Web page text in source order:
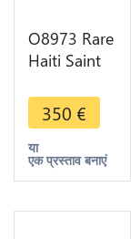
O8973 Rare
Haiti Saint
Haiti 2 Sols
Louis XVI
François An
4 1792 I
350 €
या
एक प्रस्ताव बनाएं